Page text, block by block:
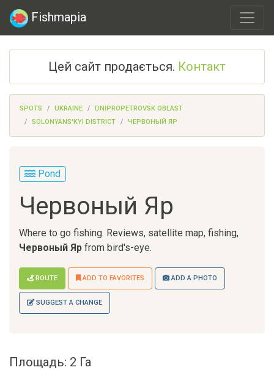
Fishmapia
Цей сайт продається. Контакт
SPOTS UKRAINE
DNIPROPETROVSK OBLAST
SOLONYANS'KYI DISTRICT
ЧЕРВОНЫЙ ЯР
Pond
Червоный Яр
Where to go fishing. Reviews, satellite map, fishing,
Червоный Яр from bird's-eye.
ROUTE ADD TO FAVORITES ADD A PHOTO
SUGGEST A CHANGE
Площадь: 2 Га